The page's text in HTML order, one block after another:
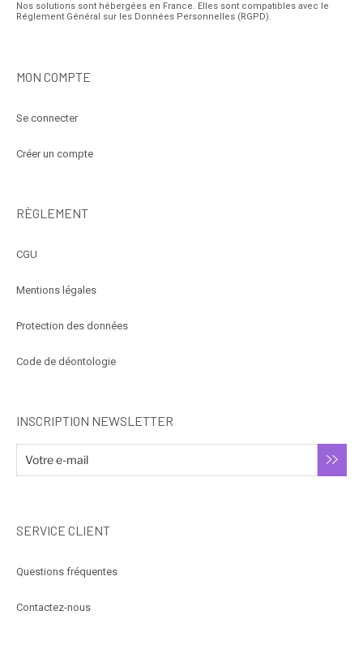
Nos solutions sont hébergées en France. Elles sont compatibles avec le
Réglement Général sur les Données Personnelles (RGPD).
MON COMPTE
Se connecter
Créer un compte
RÈGLEMENT
CGU
Mentions légales
Protection des données
Code de déontologie
INSCRIPTION NEWSLETTER
SERVICE CLIENT
Questions fréquentes
Contactez-nous